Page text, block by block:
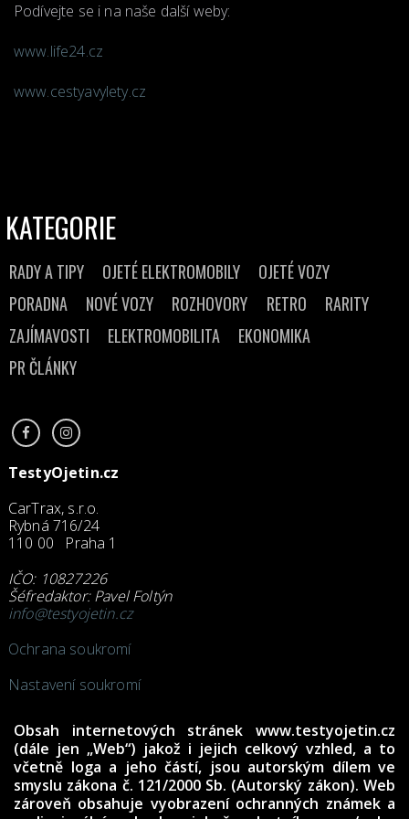
Podívejte se i na naše další weby:
www.life24.cz
www.cestyavylety.cz
KATEGORIE
RADY A TIPY OJETÉ ELEKTROMOBILY
OJETÉ VOZY
PORADNA
NOVÉ VOZY ROZHOVORY RETRO
RARITY
ZAJÍMAVOSTI
ELEKTROMOBILITA
EKONOMIKA
PR ČLÁNKY
TestyOjetin.cz
CarTrax, s.r.o.
Rybná 716/24
110 00 Praha 1
IČO: 10827226
Šéfredaktor: Pavel Foltýn
info@testyojetin.cz
Ochrana soukromí
Nastavení soukromí
Obsah internetových stránek www.testyojetin.cz
(dále jen „Web“) jakož i jejich celkový vzhled, a to
včetně loga a jeho částí, jsou autorským dílem ve
smyslu zákona č. 121/2000 Sb. (Autorský zákon). Web
zároveň obsahuje vyobrazení ochranných známek a